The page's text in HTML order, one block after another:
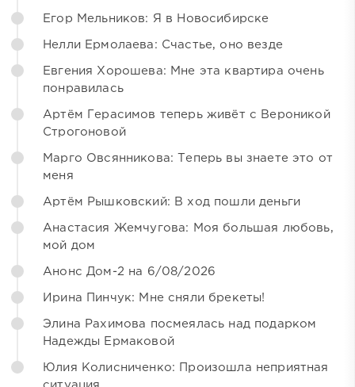
Егор Мельников: Я в Новосибирске
Нелли Ермолаева: Счастье, оно везде
Евгения Хорошева: Мне эта квартира очень
понравилась
Артём Герасимов теперь живёт с Вероникой
Строгоновой
Марго Овсянникова: Теперь вы знаете это от
меня
Артём Рышковский: В ход пошли деньги
Анастасия Жемчугова: Моя большая любовь,
мой дом
Анонс Дом-2 на 6/08/2026
Ирина Пинчук: Мне сняли брекеты!
Элина Рахимова посмеялась над подарком
Надежды Ермаковой
Юлия Колисниченко: Произошла неприятная